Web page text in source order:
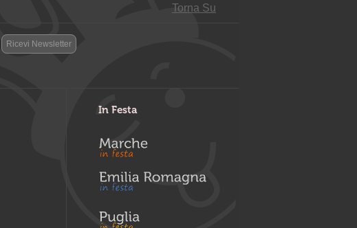
Torna Su
Ricevi Newsletter
In Festa